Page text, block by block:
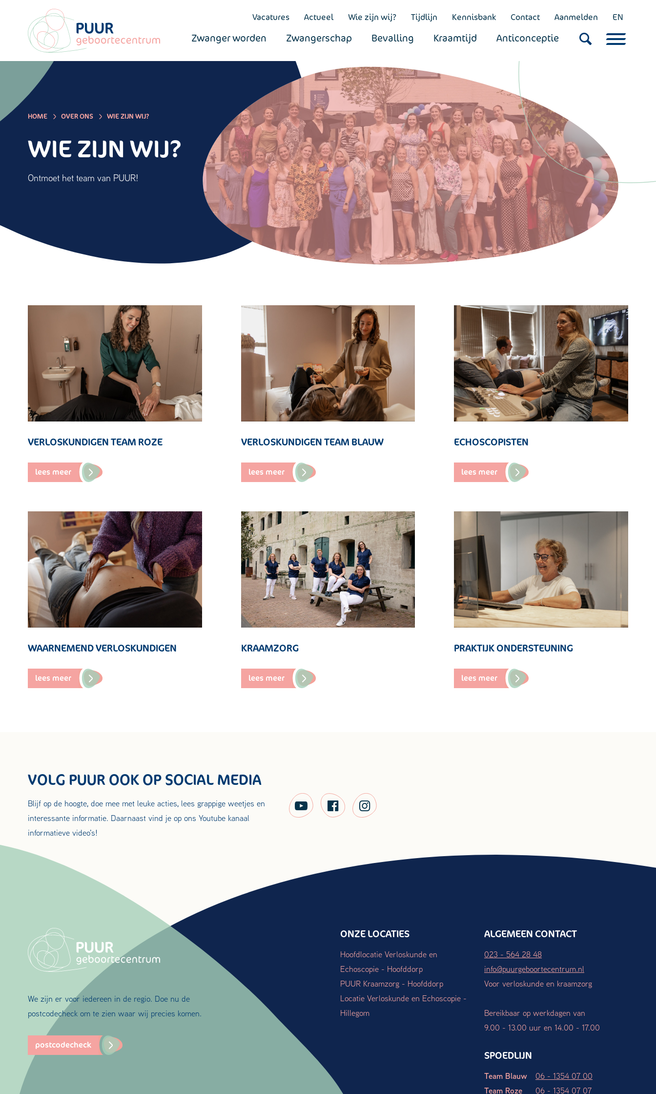
Vacatures Actueel Wie zijn wij? Tijdlijn Kennisbank Contact Aanmelden EN
Zwanger worden Zwangerschap Bevalling Kraamtijd Anticonceptie
HOME OVER ONS WIE ZIJN WIJ?
WIE ZIJN WIJ?
Ontmoet het team van PUUR!
VERLOSKUNDIGEN TEAM ROZE
lees meer
VERLOSKUNDIGEN TEAM BLAUW
lees meer
ECHOSCOPISTEN
lees meer
WAARNEMEND VERLOSKUNDIGEN
lees meer
KRAAMZORG
lees meer
PRAKTIJK ONDERSTEUNING
lees meer
VOLG PUUR OOK OP SOCIAL MEDIA
Blijf op de hoogte, doe mee met leuke acties, lees grappige weetjes en
interessante informatie. Daarnaast vind je op ons Youtube kanaal
informatieve video's!
We zijn er voor iedereen in de regio. Doe nu de
postcodecheck om te zien waar wij precies komen.
postcodecheck
ONZE LOCATIES
Hoofdlocatie Verloskunde en
Echoscopie - Hoofddorp
PUUR Kraamzorg - Hoofddorp
Locatie Verloskunde en Echoscopie -
Hillegom
ALGEMEEN CONTACT
023 - 564 28 48
info@puurgeboortecentrum.nl
Voor verloskunde en kraamzorg
Bereikbaar op werkdagen van
9.00 - 13.00 uur en 14.00 - 17.00
SPOEDLIJN
Team Blauw 06 - 1354 07 00
Team Roze 06 - 1354 07 07